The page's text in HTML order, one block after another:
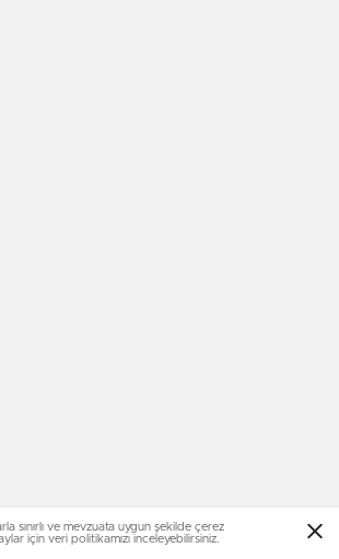
sınırlı ve mevzuata uygun şekilde çerez
için veri politikamızı inceleyebilirsiniz.